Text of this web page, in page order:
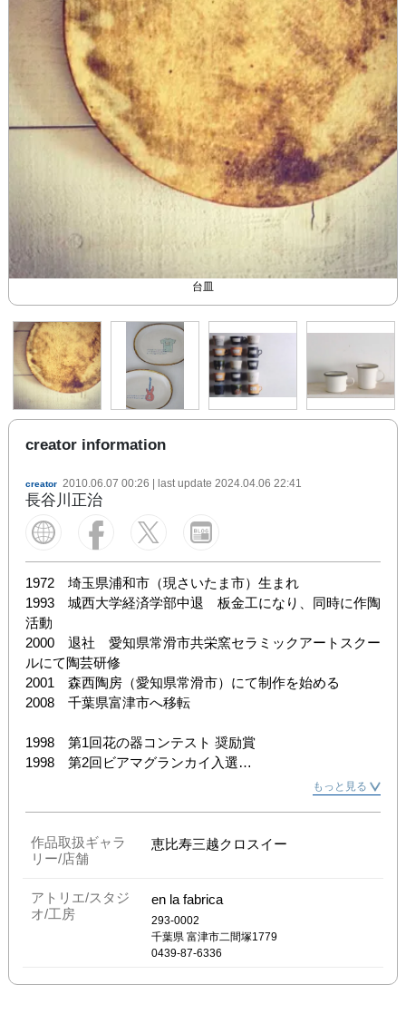
台皿
楕円皿
いろいろカップ
ホーローマグ
creator information
creator 2010.06.07 00:26 | last update 2024.04.06 22:41
長谷川正治
1972　埼玉県浦和市（現さいたま市）生まれ
1993　城西大学経済学部中退　板金工になり、同時に作陶
活動
2000　退社　愛知県常滑市共栄窯セラミックアートスクー
ルにて陶芸研修
2001　森西陶房（愛知県常滑市）にて制作を始める
2008　千葉県富津市へ移転
1998　第1回花の器コンテスト 奨励賞
1998　第2回ビアマグランカイ入選
2001　初個展開催
2001　第18回埼玉陶芸財団展入選
2002　第1回たち吉クラフトコンペ 奨励賞
2002　第2回金津創作の森 酒の器展入選
2003　金沢わん・ONE大賞2003入選
2005　ゆこもりで展覧会開催
もっと見る
作品取扱ギャラ
リー/店舗
恵比寿三越クロスイー
アトリエ/スタジ
オ/工房
en la fabrica
293-0002
千葉県 富津市二間塚1779
0439-87-6336